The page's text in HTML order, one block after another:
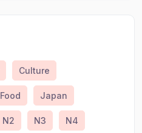
Culture
Food Japan
N2 N3 N4